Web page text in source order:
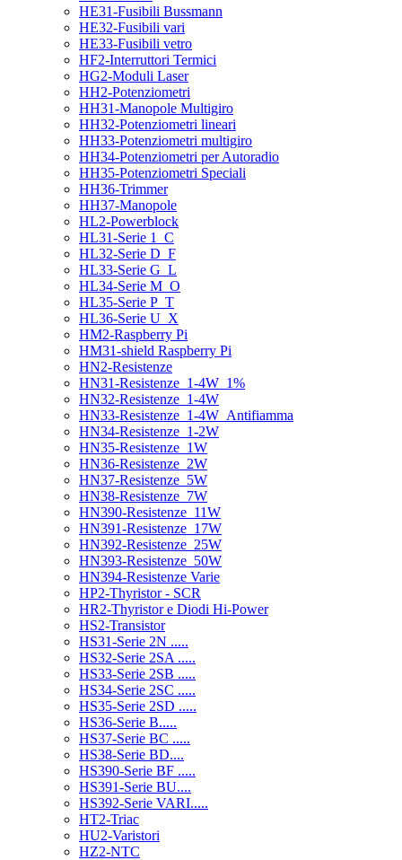
HE31-Fusibili Bussmann
HE32-Fusibili vari
HE33-Fusibili vetro
HF2-Interruttori Termici
HG2-Moduli Laser
HH2-Potenziometri
HH31-Manopole Multigiro
HH32-Potenziometri lineari
HH33-Potenziometri multigiro
HH34-Potenziometri per Autoradio
HH35-Potenziometri Speciali
HH36-Trimmer
HH37-Manopole
HL2-Powerblock
HL31-Serie 1_C
HL32-Serie D_F
HL33-Serie G_L
HL34-Serie M_O
HL35-Serie P_T
HL36-Serie U_X
HM2-Raspberry Pi
HM31-shield Raspberry Pi
HN2-Resistenze
HN31-Resistenze_1-4W_1%
HN32-Resistenze_1-4W
HN33-Resistenze_1-4W_Antifiamma
HN34-Resistenze_1-2W
HN35-Resistenze_1W
HN36-Resistenze_2W
HN37-Resistenze_5W
HN38-Resistenze_7W
HN390-Resistenze_11W
HN391-Resistenze_17W
HN392-Resistenze_25W
HN393-Resistenze_50W
HN394-Resistenze Varie
HP2-Thyristor - SCR
HR2-Thyristor e Diodi Hi-Power
HS2-Transistor
HS31-Serie 2N .....
HS32-Serie 2SA .....
HS33-Serie 2SB .....
HS34-Serie 2SC .....
HS35-Serie 2SD .....
HS36-Serie B.....
HS37-Serie BC .....
HS38-Serie BD....
HS390-Serie BF .....
HS391-Serie BU....
HS392-Serie VARI.....
HT2-Triac
HU2-Varistori
HZ2-NTC